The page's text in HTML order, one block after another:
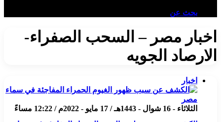
بحث عن
اخبار مصر – السحب الصفراء-
الارصاد الجويه
اخبار
الثلاثاء - 16 شوال - 1443هـ / 17 مايو - 2022م / 12:22 مساءً